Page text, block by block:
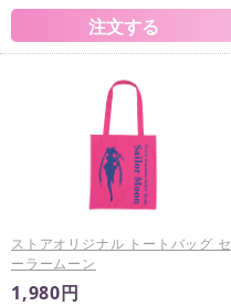
ストアオリジナル トートバッグ セ
ーラームーン
1,980円